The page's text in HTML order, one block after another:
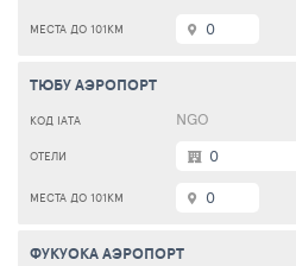
0
ТЮБУ АЭРОПОРТ
NGO
0
0
ФУКУОКА АЭРОПОРТ